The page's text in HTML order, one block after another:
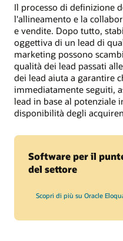
Il processo di definizione
l'allineamento e la
e vendite. Dopo tutto,
oggettiva di un lead di
marketing possono
qualità dei lead passati
dei lead aiuta a garantire
immediatamente seguiti,
lead in base al potenziale
disponibilità degli
Software per il
del settore
Scopri di più su Oracle